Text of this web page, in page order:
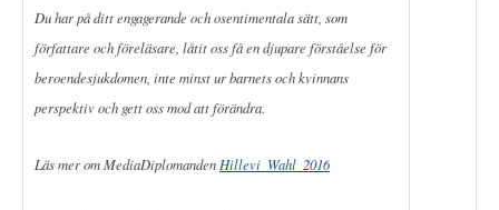
Du har på ditt engagerande och osentimentala sätt, som
författare och föreläsare, låtit oss få en djupare förståelse för
beroendesjukdomen, inte minst ur barnets och kvinnans
perspektiv och gett oss mod att förändra.
Läs mer om MediaDiplomandenHillevi_Wahl_2016